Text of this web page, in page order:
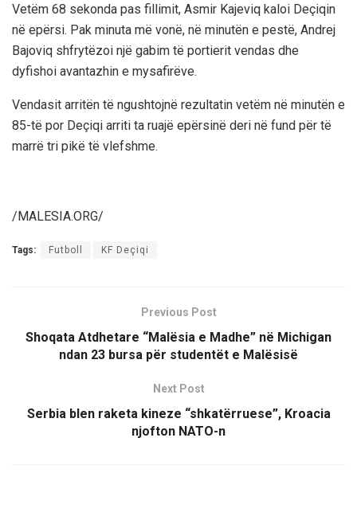
Vetëm 68 sekonda pas fillimit, Asmir Kajeviq kaloi Deçiqin
në epërsi. Pak minuta më vonë, në minutën e pestë, Andrej
Bajoviq shfrytëzoi një gabim të portierit vendas dhe
dyfishoi avantazhin e mysafirëve.
Vendasit arritën të ngushtojnë rezultatin vetëm në minutën e
85-të por Deçiqi arriti ta ruajë epërsinë deri në fund për të
marrë tri pikë të vlefshme.
/MALESIA.ORG/
Tags: Futboll KF Deçiqi
Previous Post
Shoqata Atdhetare “Malësia e Madhe” në Michigan
ndan 23 bursa për studentët e Malësisë
Next Post
Serbia blen raketa kineze “shkatërruese”, Kroacia
njofton NATO-n